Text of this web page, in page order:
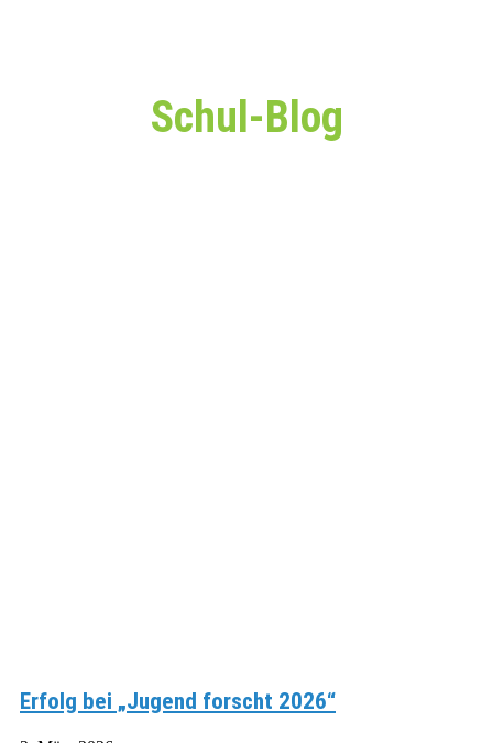
Schul-Blog
Erfolg bei „Jugend forscht 2026“